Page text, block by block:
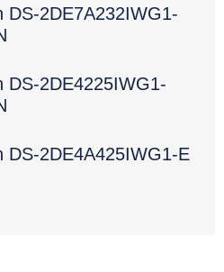
DS-2DE7A232IWG1-
DS-2DE4225IWG1-
DS-2DE4A425IWG1-E